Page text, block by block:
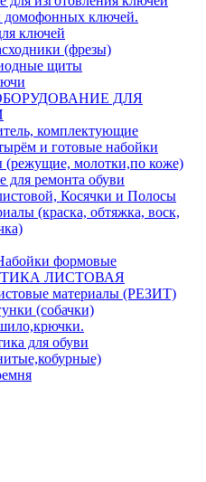
домофонных ключей.
ключей
(фрезы)
щиты
ДЛЯ
комплектующие
и готовые набойки
(режущие, молотки,по коже)
для ремонта обуви
Косячки и Полосы
(краска, обтяжка, воск,
формовые
ЛИСТОВАЯ
материалы (РЕЗИТ)
(собачки)
для обуви